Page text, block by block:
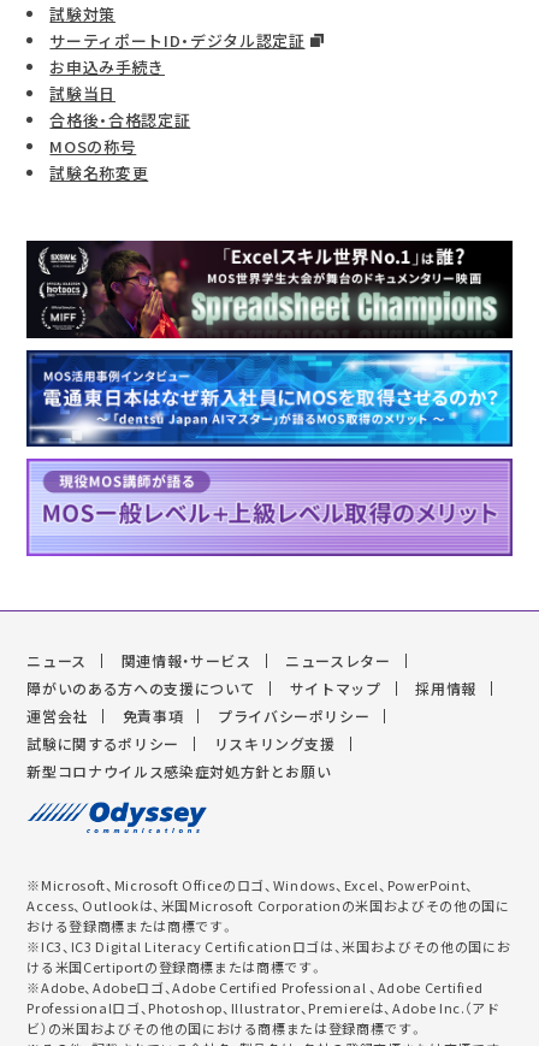
試験対策
サーティポートID・デジタル認定証
お申込み手続き
試験当日
合格後・合格認定証
MOSの称号
試験名称変更
ニュース 関連情報・サービス
ニュースレター
障がいのある方への支援について
サイトマップ
採用情報
運営会社
免責事項
プライバシーポリシー
試験に関するポリシー
リスキリング支援
新型コロナウイルス感染症対処方針とお願い
※Microsoft、Microsoft Officeのロゴ、Windows、Excel、PowerPoint、
Access、Outlookは、米国Microsoft Corporationの米国およびその他の国に
おける登録商標または商標です。
※IC3、IC3 Digital Literacy Certificationロゴは、米国およびその他の国にお
ける米国Certiportの登録商標または商標です。
※Adobe、Adobeロゴ、Adobe Certified Professional 、Adobe Certified
Professionalロゴ、Photoshop、Illustrator、Premiereは、Adobe Inc.（アド
ビ）の米国およびその他の国における商標または登録商標です。